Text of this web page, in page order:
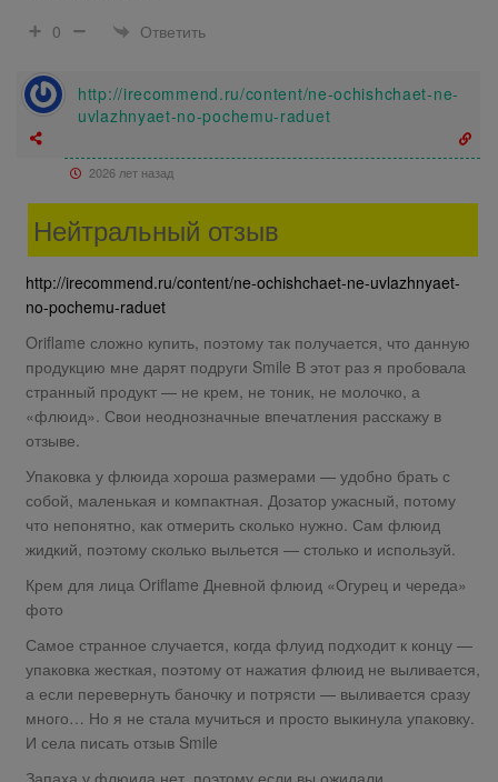
0
Ответить
http://irecommend.ru/content/ne-ochishchaet-ne-
uvlazhnyaet-no-pochemu-raduet
2026 лет назад
Нейтральный отзыв
http://irecommend.ru/content/ne-ochishchaet-ne-uvlazhnyaet-
no-pochemu-raduet
Oriflame сложно купить, поэтому так получается, что данную
продукцию мне дарят подруги Smile В этот раз я пробовала
странный продукт — не крем, не тоник, не молочко, а
«флюид». Свои неоднозначные впечатления расскажу в
отзыве.
Упаковка у флюида хороша размерами — удобно брать с
собой, маленькая и компактная. Дозатор ужасный, потому
что непонятно, как отмерить сколько нужно. Сам флюид
жидкий, поэтому сколько выльется — столько и используй.
Крем для лица Oriflame Дневной флюид «Огурец и череда»
фото
Самое странное случается, когда флуид подходит к концу —
упаковка жесткая, поэтому от нажатия флюид не выливается,
а если перевернуть баночку и потрясти — выливается сразу
много… Но я не стала мучиться и просто выкинула упаковку.
И села писать отзыв Smile